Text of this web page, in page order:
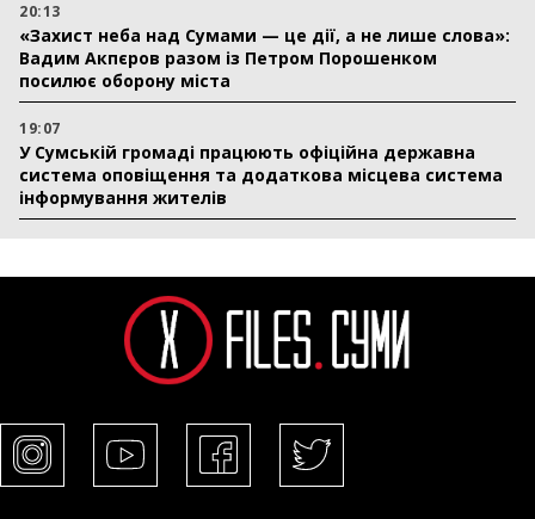
20:13
«Захист неба над Сумами — це дії, а не лише слова»:
Вадим Акпєров разом із Петром Порошенком
посилює оборону міста
19:07
У Сумській громаді працюють офіційна державна
система оповіщення та додаткова місцева система
інформування жителів